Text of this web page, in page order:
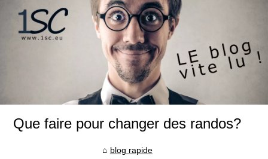
Que faire pour changer des randos?
blog rapide